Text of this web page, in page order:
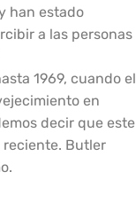
han estado
a las personas
1969, cuando el
en
decir que este
reciente. Butler